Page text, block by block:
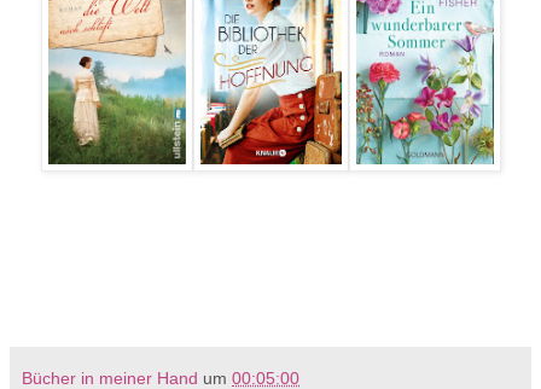
Bücher in meiner Hand um 00:05:00